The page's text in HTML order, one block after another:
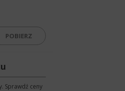
POBIERZ
Sprawdź ceny